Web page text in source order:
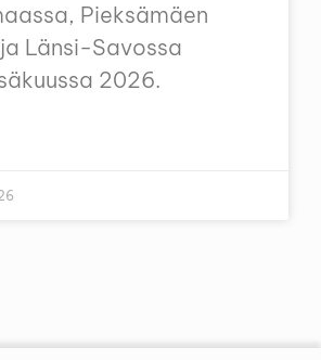
Pieksämäen
Länsi-Savossa
2026.